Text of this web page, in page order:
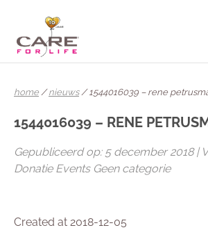
home /nieuws/ 1544016039 – rene
1544016039 – RENE
Gepubliceerd op: 5 december 2018 |
Donatie Events Geen categorie
Created at 2018-12-05